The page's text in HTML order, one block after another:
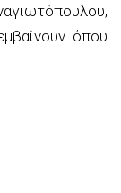
όπου